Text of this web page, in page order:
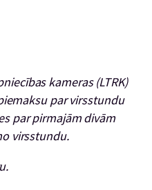
kameras (LTRK)
par virsstundu
par pirmajām divām
virsstundu.